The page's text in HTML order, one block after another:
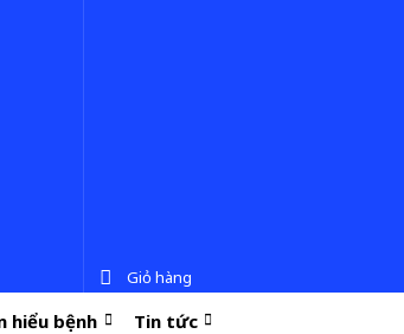
Giỏ hàng
hiểu bệnh Tin tức